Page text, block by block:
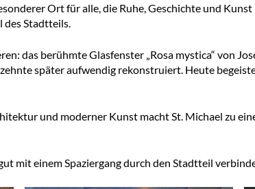
Ort für alle, die Ruhe, Geschichte und
des Stadtteils.
das berühmte Glasfenster „Rosa mystica“ von
später aufwendig rekonstruiert. Heute
und moderner Kunst macht St. Michael zu
mit einem Spaziergang durch den Stadtteil